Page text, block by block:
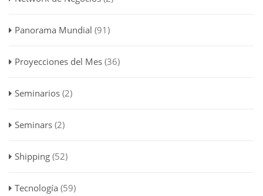
Panorama Mundial (91)
Proyecciones del Mes (36)
Seminarios (2)
Seminars (2)
Shipping (52)
Tecnología (59)